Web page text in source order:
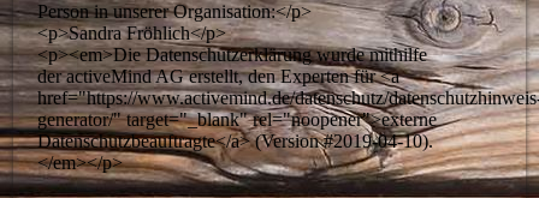
Person in unserer Organisation:</p>
<p>Sandra Fröhlich</p>
<p><em>Die Datenschutzerklärung wurde mithilfe
der activeMind AG erstellt, den Experten für <a
href="https://www.activemind.de/datenschutz/
generator/" target="_blank" rel="noopener">externe
Datenschutzbeauftragte</a> (Version #2019-04-10).
</em></p>